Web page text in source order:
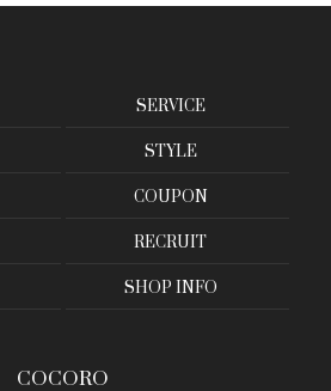
SERVICE
STYLE
COUPON
RECRUIT
SHOP INFO
COCORO